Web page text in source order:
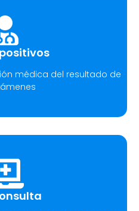
médica del resultado de